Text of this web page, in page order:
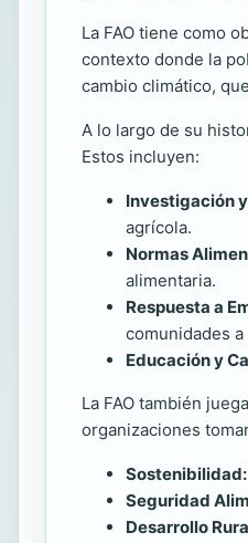
La FAO tiene como
contexto donde la
cambio climático,
A lo largo de su
Estos incluyen:
Investigación
agrícola.
Normas
alimentaria.
Respuesta a
comunidades
Educación y
La FAO también
organizaciones
Sostenibilidad:
Seguridad
Desarrollo